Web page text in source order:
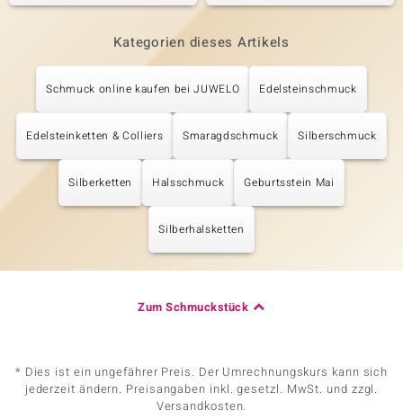
Kategorien dieses Artikels
Schmuck online kaufen bei JUWELO Edelsteinschmuck
Edelsteinketten & Colliers Smaragdschmuck Silberschmuck
Silberketten Halsschmuck Geburtsstein Mai
Silberhalsketten
Zum Schmuckstück
* Dies ist ein ungefährer Preis. Der Umrechnungskurs kann sich
jederzeit ändern. Preisangaben inkl. gesetzl. MwSt. und zzgl.
Versandkosten.